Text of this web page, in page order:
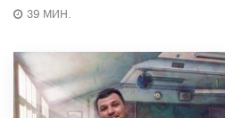
39 МИН.